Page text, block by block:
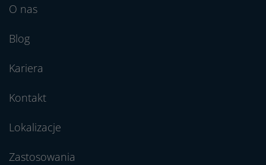
O nas
Blog
Kariera
Kontakt
Lokalizacje
Zastosowania